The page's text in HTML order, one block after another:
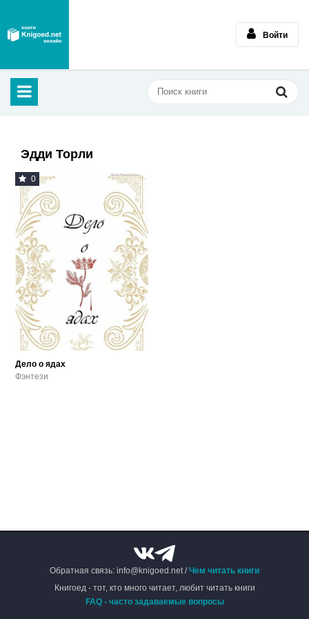
Войти
Эдди Торли
0
Дело о ядах
Фэнтези
Обратная связь: info@knigoed.net /Чем читать книги
Книгоед - тот, кто много читает, любит читать книги
FAQ - часто задаваемые вопросы